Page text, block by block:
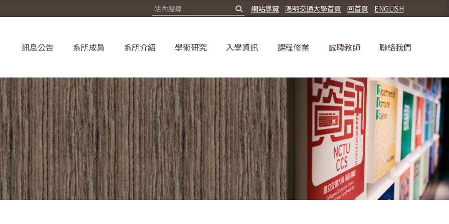
ENGLISH
回首頁
陽明交通大學首頁
網站導覽
訊息公告 系所成員 系所介紹 學術研究 入學資訊 課程修業 誠聘教師 聯絡我們